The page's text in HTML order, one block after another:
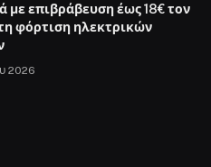
με επιβράβευση έως 18€ τον
φόρτιση ηλεκτρικών
2026